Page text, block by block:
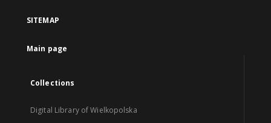
SITEMAP
Main page
Collections
Digital Library of Wielkopolska